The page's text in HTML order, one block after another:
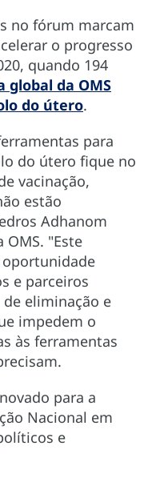
no fórum marcam
o progresso
quando 194
global da OMS
do útero.
para
do útero fique no
vacinação,
estão
Adhanom
"Este
e parceiros
eliminação e
impedem o
às ferramentas
para a
Nacional em
e